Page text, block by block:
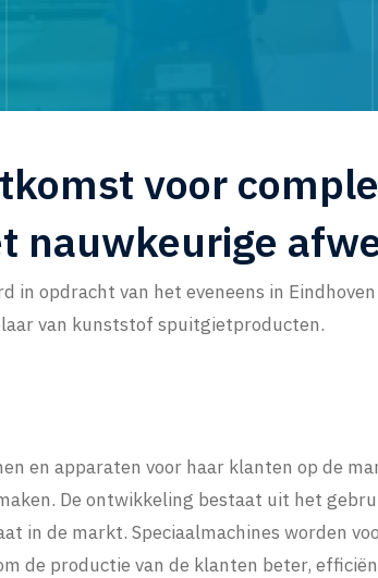
voor
nauwkeurige
in opdracht van het eveneens in
van kunststof spuitgietproducten.
en apparaten voor haar klanten op de
De ontwikkeling bestaat uit het
in de markt. Speciaalmachines worden
de productie van de klanten beter,